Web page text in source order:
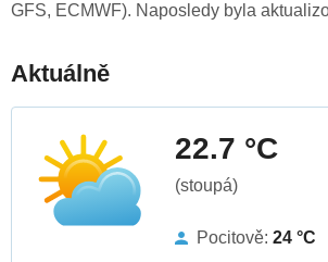
GFS, ECMWF). Naposledy byla
Aktuálně
22.7 °C
(stoupá)
Pocitově: 24 °C